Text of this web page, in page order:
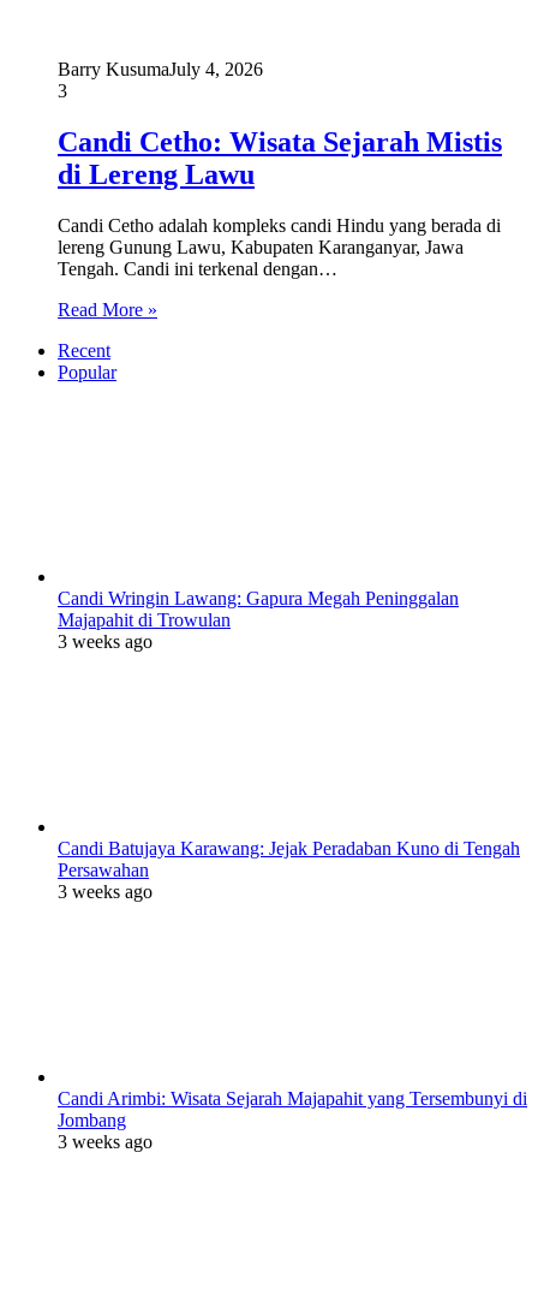
Barry KusumaJuly 4, 2026
3
Candi Cetho: Wisata Sejarah Mistis
di Lereng Lawu
Candi Cetho adalah kompleks candi Hindu yang berada di
lereng Gunung Lawu, Kabupaten Karanganyar, Jawa
Tengah. Candi ini terkenal dengan…
Read More »
Recent
Popular
Candi Wringin Lawang: Gapura Megah Peninggalan
Majapahit di Trowulan
3 weeks ago
Candi Batujaya Karawang: Jejak Peradaban Kuno di Tengah
Persawahan
3 weeks ago
Candi Arimbi: Wisata Sejarah Majapahit yang Tersembunyi di
Jombang
3 weeks ago